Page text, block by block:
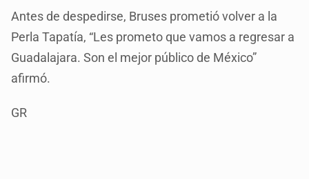
Antes de despedirse, Bruses prometió volver a la
Perla Tapatía, “Les prometo que vamos a regresar a
Guadalajara. Son el mejor público de México”
afirmó.
GR